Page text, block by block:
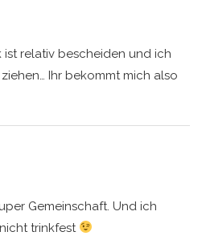
ist relativ bescheiden und ich
Ihr bekommt mich also
Gemeinschaft. Und ich
trinkfest